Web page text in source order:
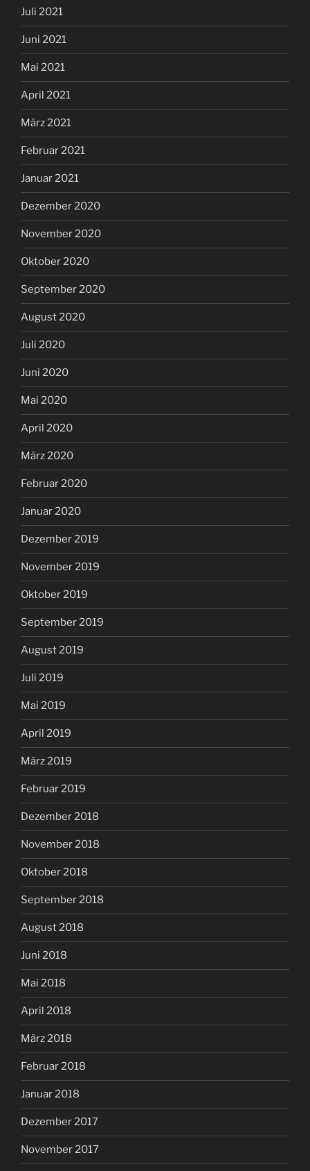
Juli 2021
Juni 2021
Mai 2021
April 2021
März 2021
Februar 2021
Januar 2021
Dezember 2020
November 2020
Oktober 2020
September 2020
August 2020
Juli 2020
Juni 2020
Mai 2020
April 2020
März 2020
Februar 2020
Januar 2020
Dezember 2019
November 2019
Oktober 2019
September 2019
August 2019
Juli 2019
Mai 2019
April 2019
März 2019
Februar 2019
Dezember 2018
November 2018
Oktober 2018
September 2018
August 2018
Juni 2018
Mai 2018
April 2018
März 2018
Februar 2018
Januar 2018
Dezember 2017
November 2017